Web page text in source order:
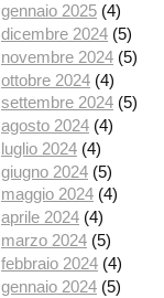
gennaio 2025 (4)
dicembre 2024 (5)
novembre 2024 (5)
ottobre 2024 (4)
settembre 2024 (5)
agosto 2024 (4)
luglio 2024 (4)
giugno 2024 (5)
maggio 2024 (4)
aprile 2024 (4)
marzo 2024 (5)
febbraio 2024 (4)
gennaio 2024 (5)